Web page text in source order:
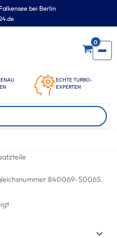
bei Berlin
ECHTE TURBO-
EXPERTEN
0
840069-5006S.